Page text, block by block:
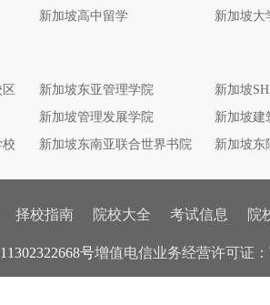
新加坡高中留学 新加坡大
新加坡东亚管理学院
新加坡
新加坡管理发展学院
新加坡建
新加坡东南亚联合世界书院 新加坡东
择校指南 院校大全 考试信息 院
号增值电信业务经营许可证：